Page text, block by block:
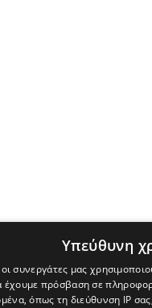
Υπεύθυνη
οι συνεργάτες μας
έχουμε πρόσβαση σε
όπως τη διεύθυνση IP